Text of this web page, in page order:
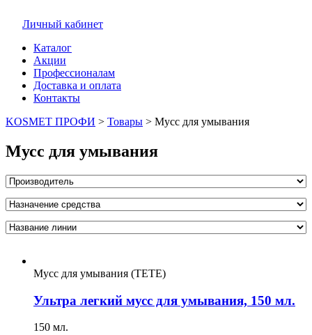
Личный кабинет
Каталог
Акции
Профессионалам
Доставка и оплата
Контакты
KOSMET ПРОФИ > Товары > Мусс для умывания
Мусс для умывания
Мусс для умывания (TETE)
Ультра легкий мусс для умывания, 150 мл.
150 мл.